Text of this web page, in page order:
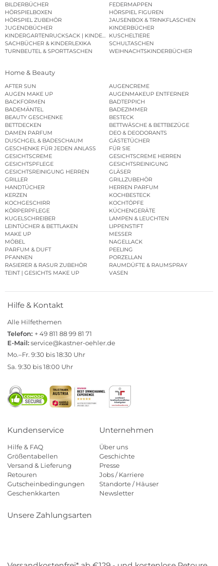
BILDERBÜCHER
FEDERMAPPEN
HÖRSPIELBOXEN
HÖRSPIEL FIGUREN
HÖRSPIEL ZUBEHÖR
JAUSENBOX & TRINKFLASCHEN
JUGENDBÜCHER
KINDERBÜCHER
KINDERGARTENRUCKSACK | KINDERGARTENBEUTEL
KUSCHELTIERE
SACHBÜCHER & KINDERLEXIKA
SCHULTASCHEN
TURNBEUTEL & SPORTTASCHEN
WEIHNACHTSKINDERBÜCHER
Home & Beauty
AFTER SUN
AUGENCREME
AUGEN MAKE UP
AUGENMAKEUP ENTFERNER
BACKFORMEN
BADTEPPICH
BADEMÄNTEL
BADEZIMMER
BEAUTY GESCHENKE
BESTECK
BETTDECKEN
BETTWÄSCHE & BETTBEZÜGE
DAMEN PARFUM
DEO & DEODORANTS
DUSCHGEL & BADESCHAUM
GÄSTETÜCHER
GESCHENKE FÜR JEDEN ANLASS
FÜR SIE
GESICHTSCREME
GESICHTSCREME HERREN
GESICHTSPFLEGE
GESICHTSREINIGUNG
GESICHTSREINIGUNG HERREN
GLÄSER
GRILLER
GRILLZUBEHÖR
HANDTÜCHER
HERREN PARFUM
KERZEN
KOCHBESTECK
KOCHGESCHIRR
KOCHTÖPFE
KÖRPERPFLEGE
KÜCHENGERÄTE
KUGELSCHREIBER
LAMPEN & LEUCHTEN
LEINTÜCHER & BETTLAKEN
LIPPENSTIFT
MAKE UP
MESSER
MÖBEL
NAGELLACK
PARFUM & DUFT
PEELING
PFANNEN
PORZELLAN
RASIERER & RASUR ZUBEHÖR
RAUMDÜFTE & RAUMSPRAY
TEINT | GESICHTS MAKE UP
VASEN
Hilfe & Kontakt
Alle Hilfethemen
Telefon: + 49 811 88 99 81 71
E-Mail:service@kastner-oehler.de
Mo.–Fr. 9:30 bis 18:30 Uhr
Sa. 9:30 bis 18:00 Uhr
Kundenservice
Hilfe & FAQ
Größentabellen
Versand & Lieferung
Retouren
Gutscheinbedingungen
Geschenkkarten
Unternehmen
Über uns
Geschichte
Presse
Jobs / Karriere
Standorte / Häuser
Newsletter
Unsere Zahlungsarten